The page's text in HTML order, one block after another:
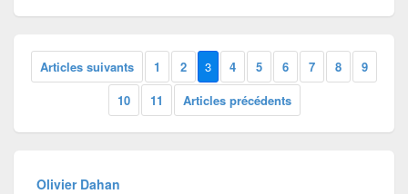
Articles suivants 1 2 3 4 5 6 7 8
9
10
11 Articles précédents
Olivier Dahan